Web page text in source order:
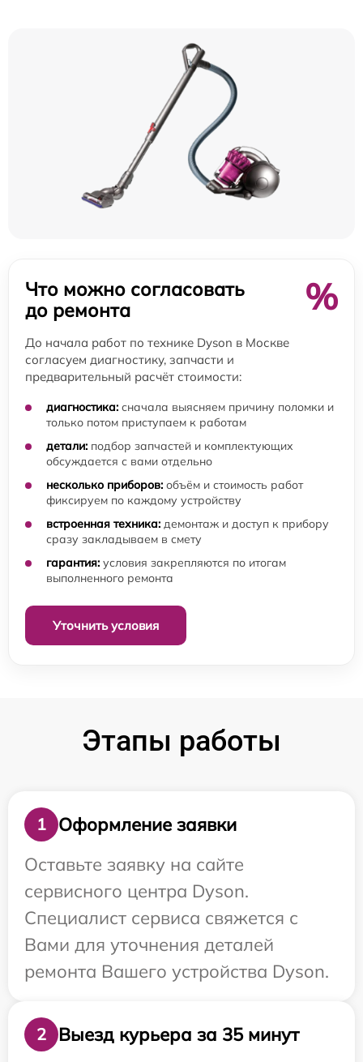
Что можно согласовать
до ремонта
%
До начала работ по технике Dyson в Москве
согласуем диагностику, запчасти и
предварительный расчёт стоимости:
диагностика: сначала выясняем причину поломки и
только потом приступаем к работам
детали: подбор запчастей и комплектующих
обсуждается с вами отдельно
несколько приборов: объём и стоимость работ
фиксируем по каждому устройству
встроенная техника: демонтаж и доступ к прибору
сразу закладываем в смету
гарантия: условия закрепляются по итогам
выполненного ремонта
Уточнить условия
Этапы работы
1
Оформление заявки
Оставьте заявку на сайте
сервисного центра Dyson.
Специалист сервиса свяжется с
Вами для уточнения деталей
ремонта Вашего устройства Dyson.
2
Выезд курьера за 35 минут